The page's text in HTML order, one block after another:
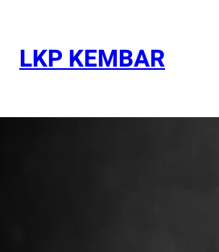
contentLKP KEMBAR